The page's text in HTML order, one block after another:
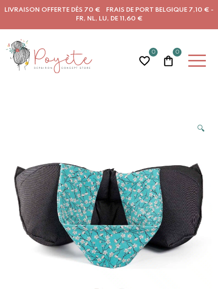
LIVRAISON OFFERTE DÈS 70 € FRAIS DE PORT BELGIQUE 7,10 € -
FR, NL, LU, DE 11,60 €
0 0
🔍